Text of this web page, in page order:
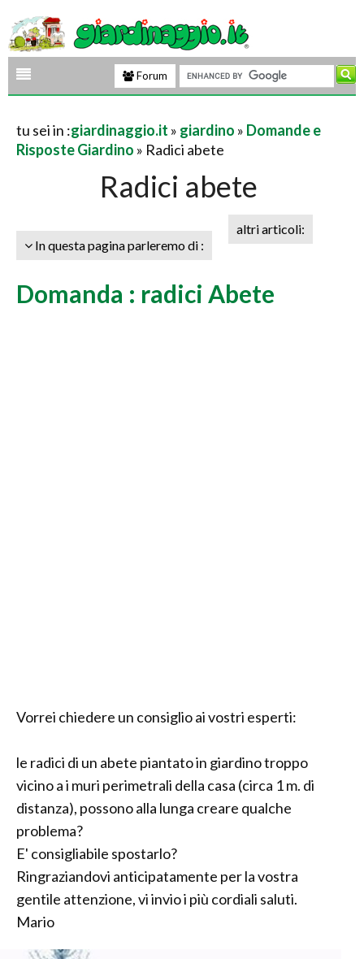
Forum
tu sei in :giardinaggio.it » giardino » Domande e
Risposte Giardino » Radici abete
Radici abete
In questa pagina parleremo di :
altri articoli:
Domanda : radici Abete
Vorrei chiedere un consiglio ai vostri esperti:
le radici di un abete piantato in giardino troppo
vicino a i muri perimetrali della casa (circa 1 m. di
distanza), possono alla lunga creare qualche
problema?
E' consigliabile spostarlo?
Ringraziandovi anticipatamente per la vostra
gentile attenzione, vi invio i più cordiali saluti.
Mario